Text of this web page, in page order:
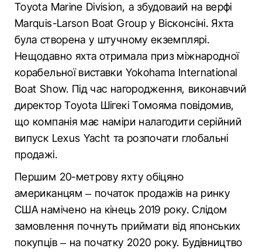
Toyota Marine Division, а збудоваий на верфі
Marquis-Larson Boat Group у Вісконсіні. Яхта
була створена у штучному екземплярі.
Нещодавно яхта отримала приз міжнародної
корабельної виставки Yokohama International
Boat Show. Під час нагородження, виконавчий
директор Toyota Шігекі Томояма повідомив,
що компанія має наміри налагодити серійний
випуск Lexus Yacht та розпочати глобальні
продажі.
Першим 20-метрову яхту обіцяно
американцям – початок продажів на ринку
США намічено на кінець 2019 року. Слідом
замовлення почнуть приймати від японських
покупців – на початку 2020 року. Будівництво